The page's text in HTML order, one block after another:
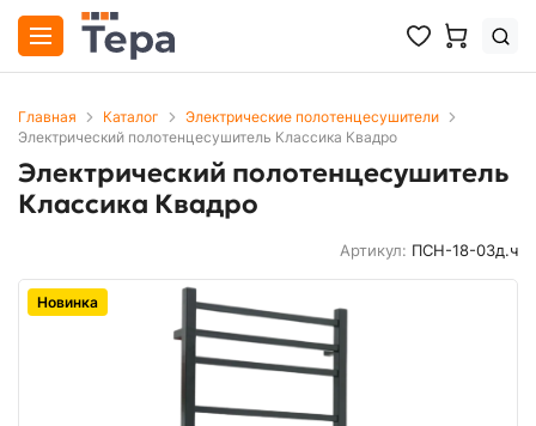
Главная Каталог
Электрические полотенцесушители
Электрический полотенцесушитель Классика Квадро
Электрический полотенцесушитель
Классика Квадро
Артикул: ПСН-18-03д.ч
Новинка